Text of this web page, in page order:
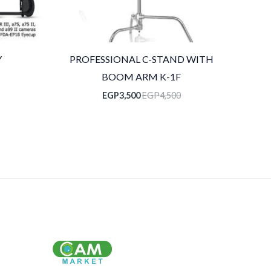
PROFESSIONAL C-STAND WITH
BOOM ARM K-1F
EGP4,500
EGP3,500